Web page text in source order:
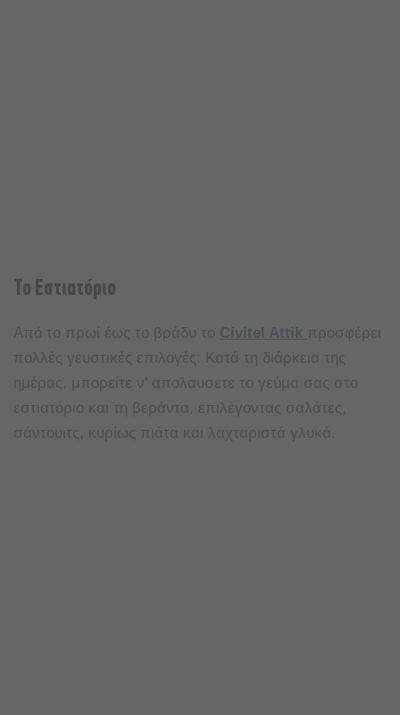
Το Εστιατόριο
Από το πρωί έως το βράδυ το Civitel Attik προσφέρει
πολλές γευστικές επιλογές: Κατά τη διάρκεια της
ημέρας, μπορείτε ν’ απολαυσετε το γεύμα σας στο
εστιατόριο και τη βεράντα, επιλέγοντας σαλάτες,
σάντουιτς, κυρίως πιάτα και λαχταριστά γλυκά.